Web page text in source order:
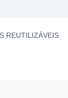
REUTILIZÁVEIS